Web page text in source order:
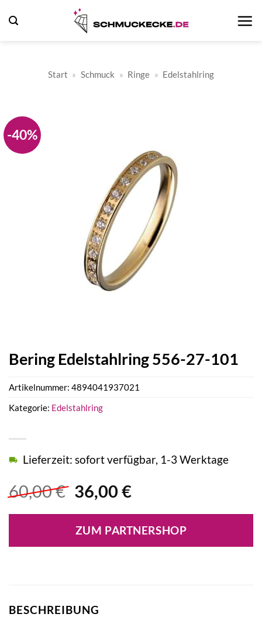
Inhalt
Start » Schmuck » Ringe » Edelstahlring
-40%
Bering Edelstahlring 556-27-101
60,00€ Ursprünglicher
war:
60,00 €
36,00 €Aktueller
ist:
36,00 €.
Lieferzeit: sofort verfügbar, 1-3 Werktage
ZUM PARTNERSHOP
Artikelnummer: 4894041937021
Kategorie: Edelstahlring
BESCHREIBUNG